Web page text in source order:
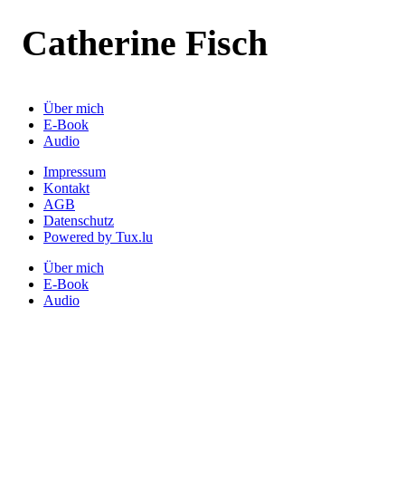
Catherine Fisch
Über mich
E-Book
Audio
Impressum
Kontakt
AGB
Datenschutz
Powered by Tux.lu
Über mich
E-Book
Audio